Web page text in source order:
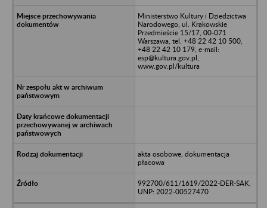
Ministerstwo Kultury i Dziedzictwa
Narodowego, ul. Krakowskie
Przedmieście 15/17, 00-071
Warszawa, tel. +48 22 42 10 500,
+48 22 42 10 179, e-mail:
esp@kultura.gov.pl,
www.gov.pl/kultura
akta osobowe, dokumentacja
płacowa
992700/611/1619/2022-DER-SAK,
UNP: 2022-00527470